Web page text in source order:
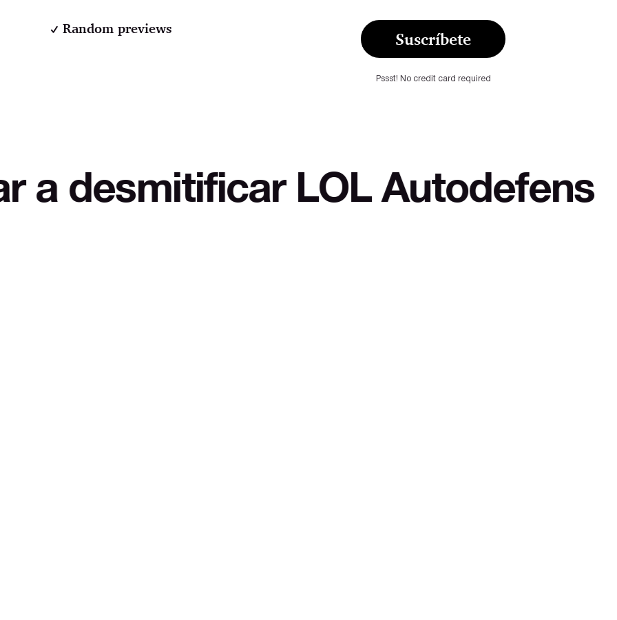
Random previews
Suscríbete
Pssst! No credit card required
LOL Autodefensa